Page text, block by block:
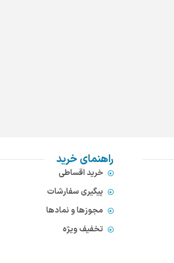
راهنمای خرید
خرید اقساطی
پیگیری سفارشات
مجوزها و نمادها
تخفیف ویژه